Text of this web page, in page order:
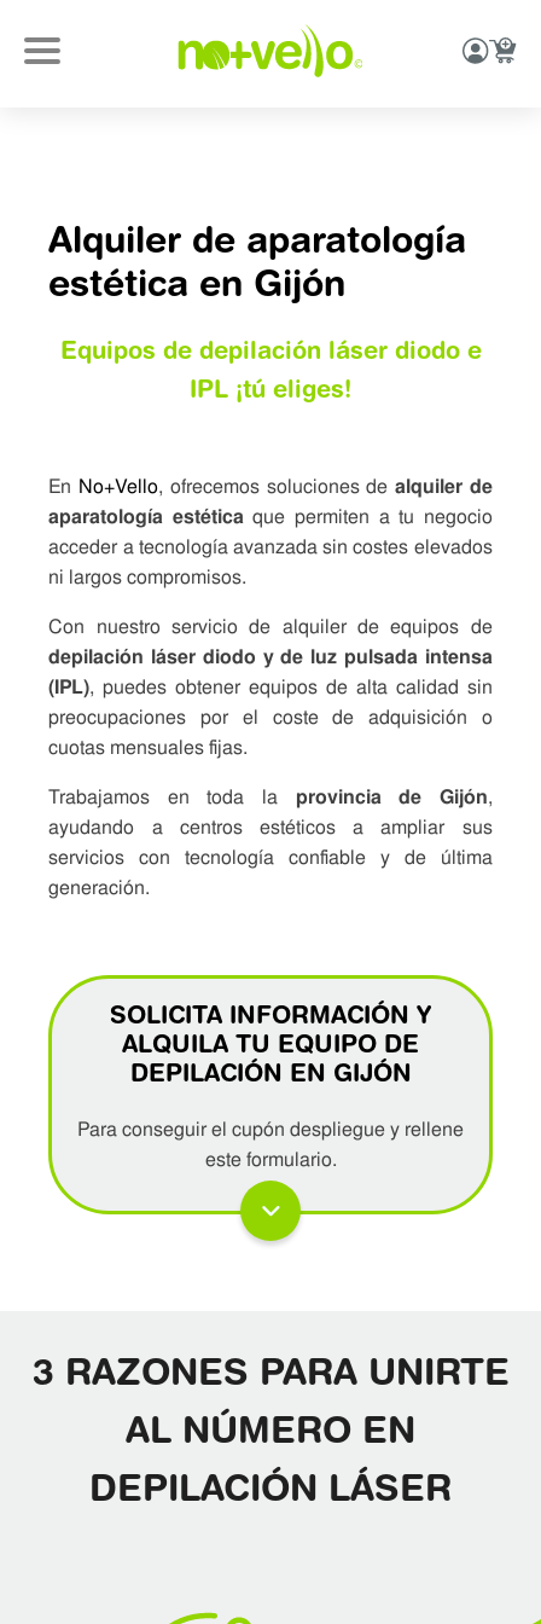
Alquiler de aparatología
estética en Gijón
Equipos de depilación láser diodo e
IPL ¡tú eliges!
En No+Vello, ofrecemos soluciones de alquiler de
aparatología estéticaque permiten a tu negocio
acceder a tecnología avanzada sin costes elevados
ni largos compromisos.
Con nuestro servicio de alquiler de equipos de
depilación láser diodo y de luz pulsada intensa
(IPL), puedes obtener equipos de alta calidad sin
preocupaciones por el coste de adquisición o
cuotas mensuales fijas.
Trabajamos en toda la provincia de Gijón,
ayudando a centros estéticos a ampliar sus
servicios con tecnología confiable y de última
generación.
SOLICITA INFORMACIÓN Y
ALQUILA TU EQUIPO DE
DEPILACIÓN EN GIJÓN
Para conseguir el cupón despliegue y rellene
este formulario.
3 RAZONES PARA UNIRTE
AL NÚMERO EN
DEPILACIÓN LÁSER